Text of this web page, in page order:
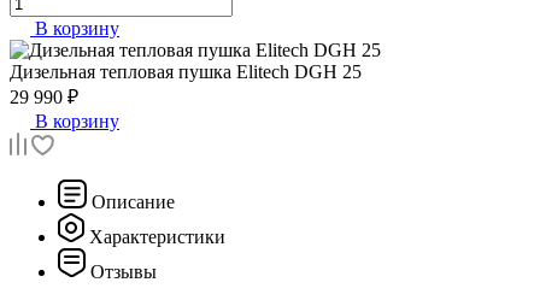
В корзину
Дизельная тепловая пушка Elitech DGH 25
29 990 ₽
В корзину
Описание
Характеристики
Отзывы